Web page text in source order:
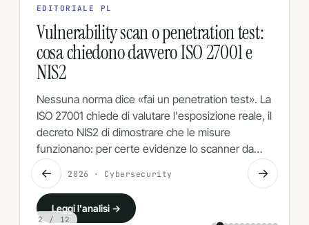
EDITORIALE PL
Vulnerability scan o penetration test:
cosa chiedono davvero ISO 27001 e
NIS2
Nessuna norma dice «fai un penetration test». La
ISO 27001 chiede di valutare l'esposizione reale, il
decreto NIS2 di dimostrare che le misure
funzionano: per certe evidenze lo scanner da…
6 Ago 2026 · Cybersecurity
Leggi l'analisi →
← →
2/ 12